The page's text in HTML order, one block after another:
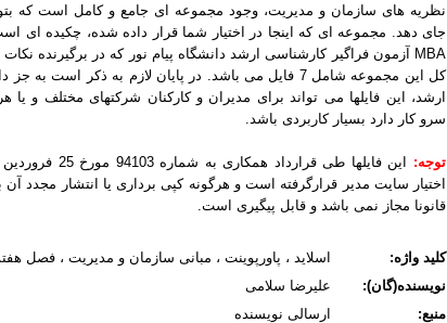
نظریه های سازمان و مدیریت، وجود مجموعه ای جامع و کامل است که
جای دهد. مجموعه ای که اینجا در اختیار شما قرار داده شده، چکیده ای
MBA آزمون فراگیر کارشناسی ارشد دانشگاه پیام نور که در برگیرنده
کل این مجموعه شامل 7 فایل می باشد. در پایان لازم به ذکر
ارشد، این فایلها می تواند برای مدیران و کارکنان شرکتهای مختلف و
سرو کار دارد بسیار کاربردی باشد.
توجه:
اختیار سایت مدیر قرارگرفته است و هرگونه کپی برداری یا انتشار مجدد
قانونا مجاز نمی باشد و قابل پیگیری است.
کلید واژه:
اسلاید ، پاورپوینت ، مبانی سازمان و مدیریت ، فصل
نویسنده(گان):
علیرضا سلامی
منبع:
ارسالی نویسنده